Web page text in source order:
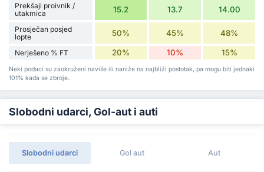
Prekšaji proivnik /
utakmica
15.2 13.7 14.00
Prosječan posjed
lopte
50% 45% 48%
Nerješeno % FT 20% 10% 15%
Neki podaci su zaokruženi naviše ili naniže na najbliži postotak, pa mogu biti jednaki
101% kada se zbroje.
Slobodni udarci, Gol-aut i auti
Slobodni udarci Gol aut Aut